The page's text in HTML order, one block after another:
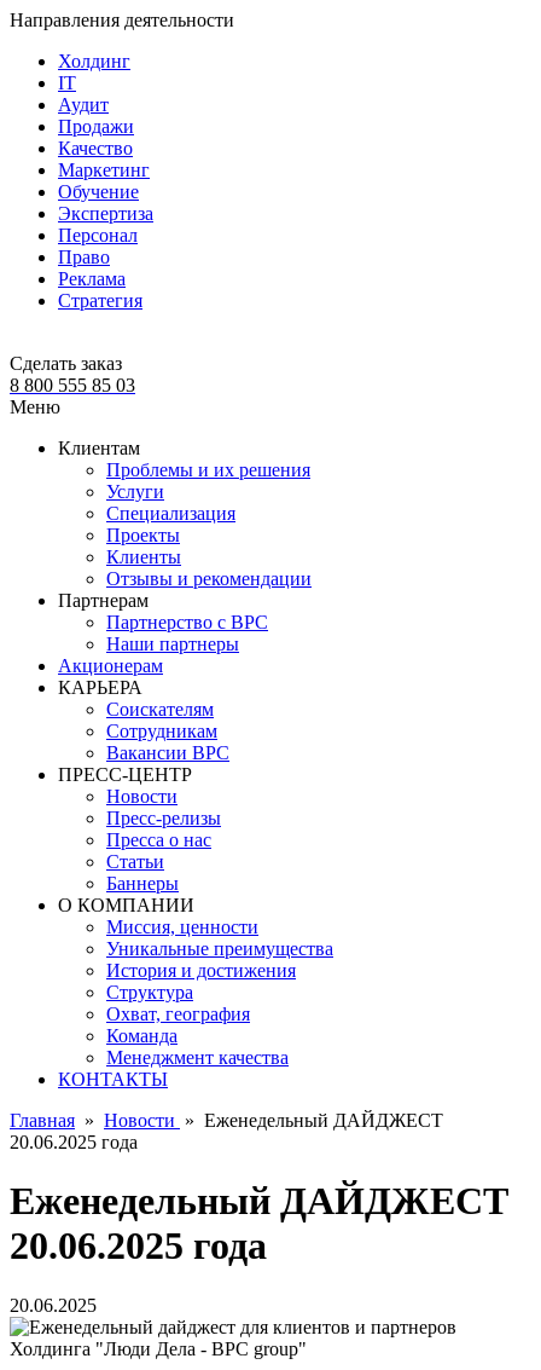
Направления деятельности
Холдинг
IT
Аудит
Продажи
Качество
Маркетинг
Обучение
Экспертиза
Персонал
Право
Реклама
Стратегия
Сделать заказ
8 800 555 85 03
Меню
Клиентам
Проблемы и их решения
Услуги
Специализация
Проекты
Клиенты
Отзывы и рекомендации
Партнерам
Партнерство с BPC
Наши партнеры
Акционерам
КАРЬЕРА
Соискателям
Сотрудникам
Вакансии BPC
ПРЕСС-ЦЕНТР
Новости
Пресс-релизы
Пресса о нас
Статьи
Баннеры
О КОМПАНИИ
Миссия, ценности
Уникальные преимущества
История и достижения
Структура
Охват, география
Команда
Менеджмент качества
КОНТАКТЫ
Главная » Новости » Еженедельный ДАЙДЖЕСТ
20.06.2025 года
Еженедельный ДАЙДЖЕСТ
20.06.2025 года
20.06.2025